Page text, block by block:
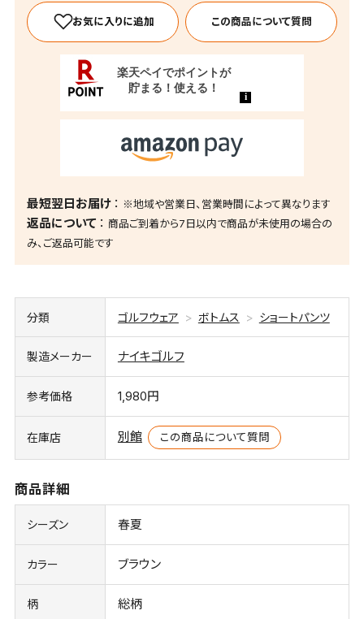
この商品について質問
最短翌日お届け ※地域や営業日、営業時間によって異なります
返品について
商品ご到着から7日以内で商品が未使用の場合の
み、ご返品可能です
分類 ゴルフウェア ボトムス ショートパンツ
製造メーカー ナイキゴルフ
参考価格 1,980円
在庫店 別館 この商品について質問
商品詳細
シーズン 春夏
カラー ブラウン
柄 総柄